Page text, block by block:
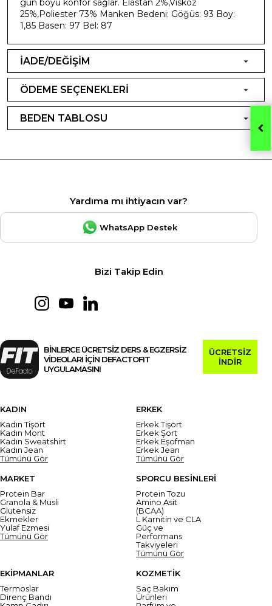
gün boyu konfor sağlar. Elastan 2%,Viskoz
25%,Poliester 73% Manken Bedeni: Göğüs: 93 Boy:
1,85 Basen: 97 Bel: 87
İADE/DEĞİŞİM
ÖDEME SEÇENEKLERİ
BEDEN TABLOSU
Yardıma mı ihtiyacın var?
WhatsApp Destek
Bizi Takip Edin
BİNLERCE ÜCRETSİZ DERS & EGZERSİZ
VİDEOLARI İÇİN DEFACTOFIT
UYGULAMASINI
ÜCRETSİZ
İNDİR
KADIN
Kadın Tişört
Kadın Mont
Kadın Sweatshirt
Kadın Jean
Tümünü Gör
ERKEK
Erkek Tişört
Erkek Şort
Erkek Eşofman
Erkek Jean
Tümünü Gör
MARKET
Protein Bar
Granola & Müsli
Glutensiz
Ekmekler
Yulaf Ezmesi
Tümünü Gör
SPORCU BESİNLERİ
Protein Tozu
Amino Asit
(BCAA)
L Karnitin ve CLA
Güç ve
Performans
Takviyeleri
Tümünü Gör
EKİPMANLAR
Termoslar
Direnç Bandı
KOZMETİK
Saç Bakım
Ürünleri